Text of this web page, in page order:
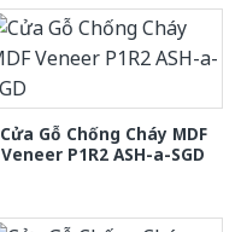
Cửa Gỗ Chống Cháy MDF
Veneer P1R2 ASH-a-SGD